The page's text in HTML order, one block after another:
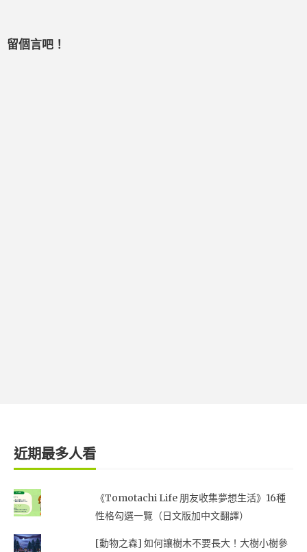
留個言吧！
近期最多人看
《Tomotachi Life 朋友收集夢想生活》16種
性格勾選一覽（日文版加中文翻譯）
[動物之森] 如何讓樹木不要長大！大樹小樹參